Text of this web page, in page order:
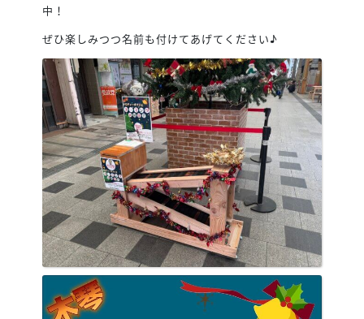
中！
ぜひ楽しみつつ名前も付けてあげてください♪